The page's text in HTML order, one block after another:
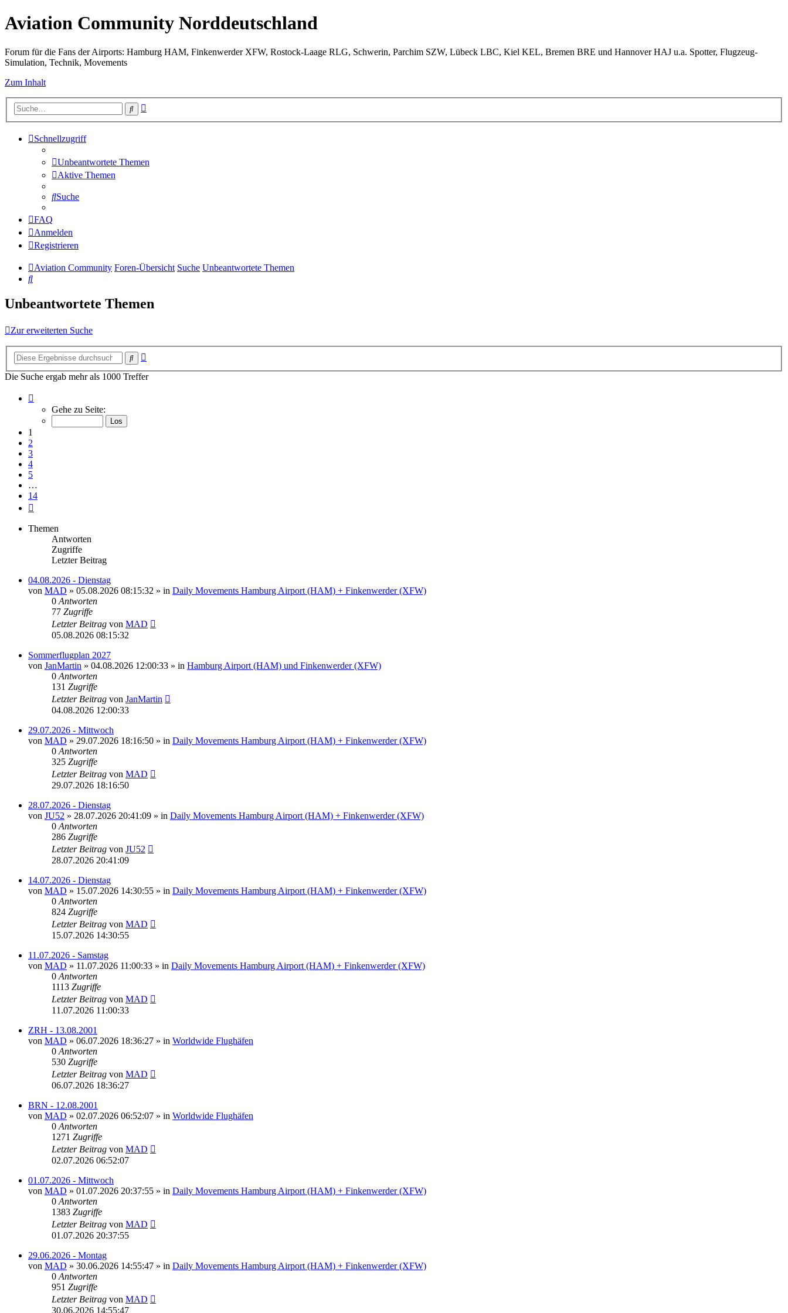
Aviation Community Norddeutschland
Forum für die Fans der Airports: Hamburg HAM, Finkenwerder XFW, Rostock-Laage RLG, Schwerin, Parchim SZW, Lübeck LBC, Kiel KEL, Bremen BRE und Hannover HAJ u.a. Spotter, Flugzeug-
Simulation, Technik, Movements
Zum Inhalt
Suche
Schnellzugriff
Unbeantwortete Themen
Aktive Themen
Suche
FAQ
Anmelden
Registrieren
Aviation Community Foren-Übersicht Suche Unbeantwortete Themen
Suche
Unbeantwortete Themen
Zur erweiterten Suche
Suche
Die Suche ergab mehr als 1000 Treffer
von
Gehe zu Seite:
1
2
3
4
5
…
14
Themen
Antworten
Zugriffe
Letzter Beitrag
04.08.2026 - Dienstag
von MAD » 05.08.2026 08:15:32 » in Daily Movements Hamburg Airport (HAM) + Finkenwerder (XFW)
0 Antworten
77 Zugriffe
Letzter Beitrag von MAD
05.08.2026 08:15:32
Sommerflugplan 2027
von JanMartin » 04.08.2026 12:00:33 » in Hamburg Airport (HAM) und Finkenwerder (XFW)
0 Antworten
131 Zugriffe
Letzter Beitrag von JanMartin
04.08.2026 12:00:33
29.07.2026 - Mittwoch
von MAD » 29.07.2026 18:16:50 » in Daily Movements Hamburg Airport (HAM) + Finkenwerder (XFW)
0 Antworten
325 Zugriffe
Letzter Beitrag von MAD
29.07.2026 18:16:50
28.07.2026 - Dienstag
von JU52 » 28.07.2026 20:41:09 » in Daily Movements Hamburg Airport (HAM) + Finkenwerder (XFW)
0 Antworten
286 Zugriffe
Letzter Beitrag von JU52
28.07.2026 20:41:09
14.07.2026 - Dienstag
von MAD » 15.07.2026 14:30:55 » in Daily Movements Hamburg Airport (HAM) + Finkenwerder (XFW)
0 Antworten
824 Zugriffe
Letzter Beitrag von MAD
15.07.2026 14:30:55
11.07.2026 - Samstag
von MAD » 11.07.2026 11:00:33 » in Daily Movements Hamburg Airport (HAM) + Finkenwerder (XFW)
0 Antworten
1113 Zugriffe
Letzter Beitrag von MAD
11.07.2026 11:00:33
ZRH - 13.08.2001
von MAD » 06.07.2026 18:36:27 » in Worldwide Flughäfen
0 Antworten
530 Zugriffe
Letzter Beitrag von MAD
06.07.2026 18:36:27
BRN - 12.08.2001
von MAD » 02.07.2026 06:52:07 » in Worldwide Flughäfen
0 Antworten
1271 Zugriffe
Letzter Beitrag von MAD
02.07.2026 06:52:07
01.07.2026 - Mittwoch
von MAD » 01.07.2026 20:37:55 » in Daily Movements Hamburg Airport (HAM) + Finkenwerder (XFW)
0 Antworten
1383 Zugriffe
Letzter Beitrag von MAD
01.07.2026 20:37:55
29.06.2026 - Montag
von MAD » 30.06.2026 14:55:47 » in Daily Movements Hamburg Airport (HAM) + Finkenwerder (XFW)
0 Antworten
951 Zugriffe
Letzter Beitrag von MAD
30.06.2026 14:55:47